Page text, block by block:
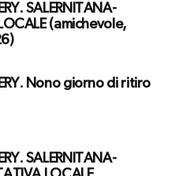
SALERNITANA-
(amichevole,
Nono giorno di ritiro
SALERNITANA-